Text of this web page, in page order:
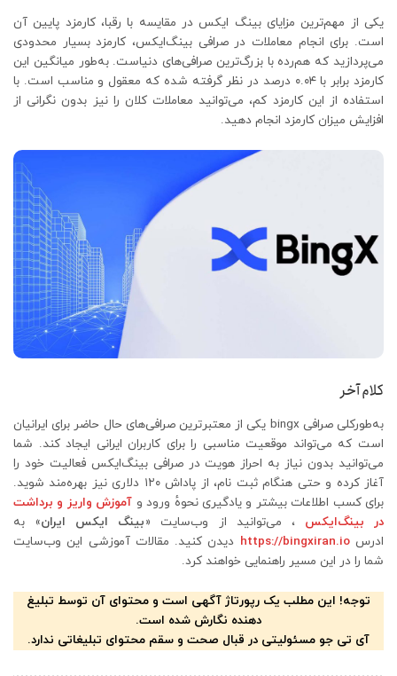
یکی از مهم‌ترین مزایای بینگ ایکس در مقایسه با رقبا، کارمزد پایین آن
است. برای انجام معاملات در صرافی بینگ‌ایکس، کارمزد بسیار محدودی
می‌پردازید که هم‌رده با بزرگ‌ترین صرافی‌های دنیاست. به‌طور میانگین این
کارمزد برابر با ۰.۰۴ درصد در نظر گرفته شده که معقول و مناسب است. با
استفاده از این کارمزد کم، می‌توانید معاملات کلان را نیز بدون نگرانی از
افزایش میزان کارمزد انجام دهید.
کلام آخر
به‌طورکلی صرافی bingx یکی از معتبرترین صرافی‌های حال حاضر برای ایرانیان
است که می‌تواند موقعیت مناسبی را برای کاربران ایرانی ایجاد کند. شما
می‌توانید بدون نیاز به احراز هویت در صرافی بینگ‌ایکس فعالیت خود را
آغاز کرده و حتی هنگام ثبت نام، از پاداش ۱۲۰ دلاری نیز بهره‌مند شوید.
برای کسب اطلاعات بیشتر و یادگیری نحوهٔ ورود و آموزش واریز و برداشت
در بینگ‌ایکس ، می‌توانید از وب‌سایت «بینگ ایکس ایران» به
ادرسhttps://bingxiran.io دیدن کنید. مقالات آموزشی این وب‌سایت
شما را در این مسیر راهنمایی خواهند کرد.
توجه! این مطلب یک رپورتاژ آگهی است و محتوای آن توسط تبلیغ
دهنده نگارش شده است.
آی تی جو مسئولیتی در قبال صحت و سقم محتوای تبلیغاتی ندارد.